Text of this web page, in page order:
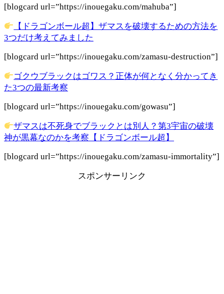
[blogcard url=”https://inouegaku.com/mahuba”]
【ドラゴンボール超】ザマスを破壊するための方法を
3つだけ考えてみました
[blogcard url=”https://inouegaku.com/zamasu-destruction”]
ゴクウブラックはゴワス？正体が何となく分かってき
た3つの最新考察
[blogcard url=”https://inouegaku.com/gowasu”]
ザマスは不死身でブラックとは別人？第3宇宙の破壊
神が黒幕なのかを考察【ドラゴンボール超】
[blogcard url=”https://inouegaku.com/zamasu-immortality”]
スポンサーリンク